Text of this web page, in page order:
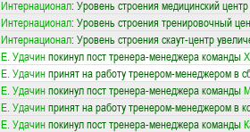
Интернационал: Уровень строения медицинский
Интернационал: Уровень строения тренировочный
Интернационал: Уровень строения скаут-центр
Е. Удачинпокинул пост тренера-менеджера команды
Е. Удачинпринят на работу тренером-менеджером в
Е. Удачинпокинул пост тренера-менеджера команды
Е. Удачинпринят на работу тренером-менеджером в
Е. Удачинпокинул пост тренера-менеджера команды